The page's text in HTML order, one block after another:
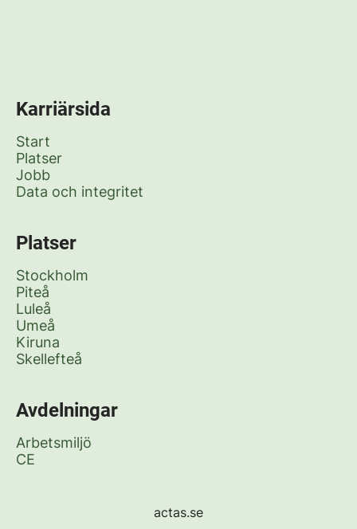
Karriärsida
Start
Platser
Jobb
Data och integritet
Platser
Stockholm
Piteå
Luleå
Umeå
Kiruna
Skellefteå
Avdelningar
Arbetsmiljö
CE
actas.se